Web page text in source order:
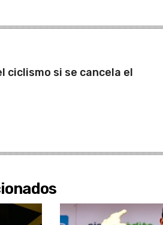
ciclismo si se cancela el